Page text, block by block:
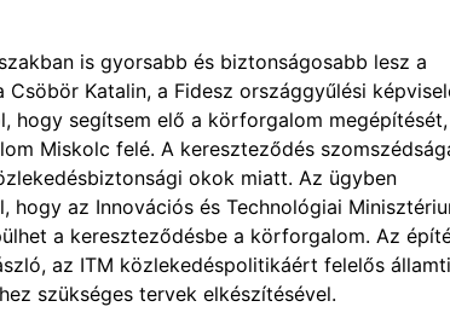
is gyorsabb és biztonságosabb lesz a
Katalin, a Fidesz országgyűlési
hogy segítsem elő a körforgalom
Miskolc felé. A kereszteződés
okok miatt. Az ügyben
hogy az Innovációs és Technológiai
a kereszteződésbe a körforgalom. Az
az ITM közlekedéspolitikáért felelős
szükséges tervek elkészítésével.